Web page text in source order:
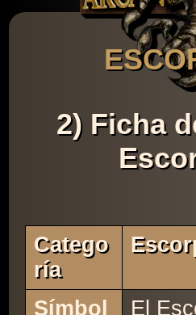
2) Ficha
Catego
Ría
Símbol El